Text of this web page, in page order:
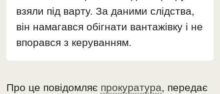
взяли під варту. За даними слідства,
він намагався обігнати вантажівку і не
впорався з керуванням.
Про це повідомляє прокуратура, передає